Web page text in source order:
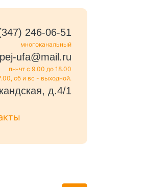
246-06-51
многоканальный
ufa@mail.ru
пн-чт с 9.00 до 18.00
сб и вс - выходной.
д.4/1